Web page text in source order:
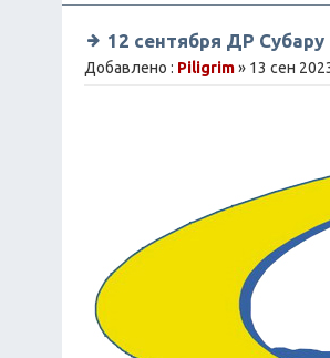
12 сентября ДР
Добавлено : Piligrim» 13 сен